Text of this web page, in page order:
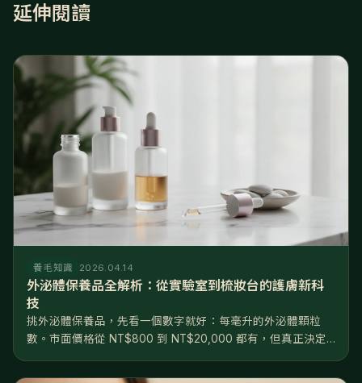
延伸閱讀
養毛知識 2026.04.14
外泌體保養品全解析：從實驗室到梳妝台的護膚新科
技
挑外泌體保養品，先看一個數字就好：每毫升的外泌體顆粒
數。市面價格從 NT$800 到 NT$20,000 都有，但真正決定